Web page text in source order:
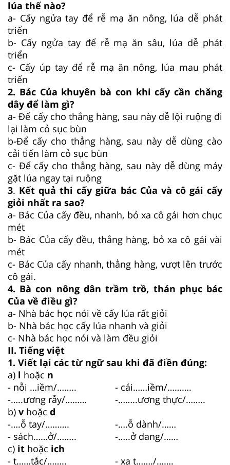
lúa thế nào?
a- Cấy ngửa tay để rễ mạ ăn nông, lúa dễ phát
triển
b- Cấy ngửa tay để rễ mạ ăn sâu, lúa dễ phát
triển
c- Cấy úp tay để rễ mạ ăn nông, lúa mau phát
triển
2. Bác Của khuyên bà con khi cấy cần chăng
dây để làm gì?
a- Để cấy cho thẳng hàng, sau này dễ lội ruộng đi
lại làm cỏ sục bùn
b-Để cấy cho thẳng hàng, sau này dễ dùng cào
cải tiến làm cỏ sục bùn
c- Để cấy cho thẳng hàng, sau này dễ dùng máy
gặt lúa ngay tại ruộng
3. Kết quả thi cấy giữa bác Của và cô gái cấy
giỏi nhất ra sao?
a- Bác Của cấy đều, nhanh, bỏ xa cô gái hơn chục
mét
b- Bác Của cấy đều, thẳng hàng, bỏ xa cô gái vài
mét
c- Bác Của cấy nhanh, thẳng hàng, vượt lên trước
cô gái.
4. Bà con nông dân trầm trồ, thán phục bác
Của về điều gì?
a- Nhà bác học nói về cấy lúa rất giỏi
b- Nhà bác học cấy lúa nhanh và giỏi
c- Nhà bác học nói và làm đều giỏi
II. Tiếng việt
1. Viết lại các từ ngữ sau khi đã điền đúng:
a) l hoặc n
- nỗi …iềm/……..
-…..ương rẫy/………
- cái……iềm/……….
-……..ương thực/……..
b) v hoặc d
-….ỗ tay/……….
- sách……ở/……..
-….ỗ dành/……
-…..ở dang/……
c) it hoặc ich
- t……tắc/……..
- xa t……./…….